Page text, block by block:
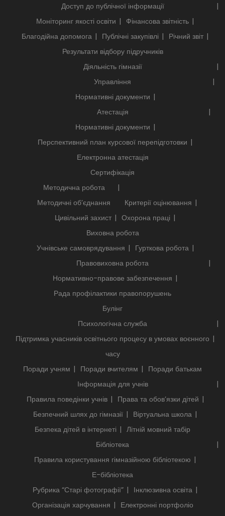
Доступ до публічної інформації
Моніторинг якості освіти
Фінансова звітність
Благодійна допомога
Публічні закупівлі
Річний звіт
Результати відбору підручників
Діяльність гімназії
Управління
Нормативні документи
Атестація
Нормативні документи
Перспективний план курсової перепідготовки
Електронна атестація
Сертифікація
Методична робота
Методичні об’єднання
Критерії оцінювання
Цивільний захист
Охорона праці
Виховна робота
Учнівське самоврядування
Гурткова робота
Правовиховна робота
Нормативно-правове забезпечення
Рада профілактики правопорушень
Булінг
Психологічна служба
Підтримка учасників освітнього процесу в умовах воєнного
часу
Поради учням
Поради вчителям
Поради батькам
Інформація для учнів
Правила поведінки учнів
Права та обов’язки дітей
Безпечний шлях до гімназії
Віртуальна школа
Безпека дітей в інтернеті
Літній мовний табір
Бібліотека
Правила користування гімназійною бібліотекою
Е-бібліотека
Рубрика “Старі фотографії”
Інклюзивна освіта
Організація харчування
Електронні портфоліо